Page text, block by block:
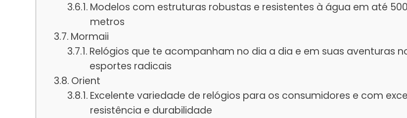
Modelos com estruturas robustas e resistentes à água em até 500
metros
Mormaii
Relógios que te acompanham no dia a dia e em suas aventuras
esportes radicais
Orient
Excelente variedade de relógios para os consumidores e com
resistência e durabilidade